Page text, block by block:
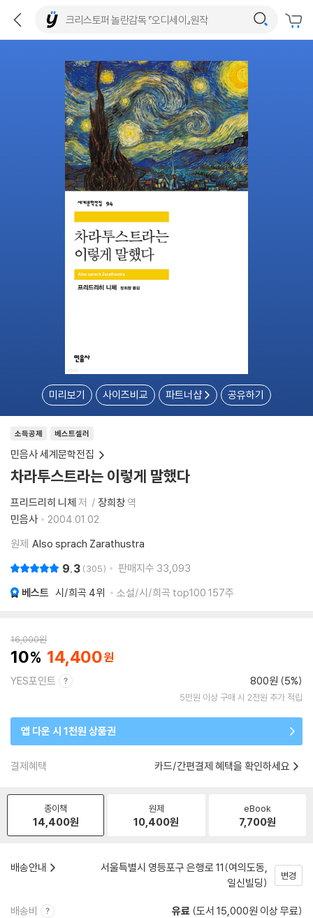
미리보기 사이즈비교 파트너샵 공유하기
소득공제 베스트셀러
민음사 세계문학전집
차라투스트라는 이렇게 말했다
프리드리히 니체 저 장희창 역
민음사
2004.01.02.
원제 Also sprach Zarathustra
9.3 305 판매지수 33,093
베스트 시/희곡 4위 소설/시/희곡 top100 157주
16,000원
10 14,400
YES포인트 800원 (5%)
5만원 이상 구매 시 2천원 추가 적립
앱 다운 시 1천원 상품권
결제혜택 카드/간편결제 혜택을 확인하세요
종이책
14,400원
원제
10,400원
eBook
7,700원
배송안내
서울특별시 영등포구 은행로 11(여의도동,
일신빌딩)
변경
배송비 유료 (도서 15,000원 이상 무료)